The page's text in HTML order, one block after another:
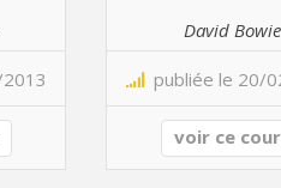
David Bowie
publiée le 20/
voir ce